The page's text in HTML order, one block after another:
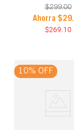
$299.00
Ahorra $29.
$269.10
10% OFF